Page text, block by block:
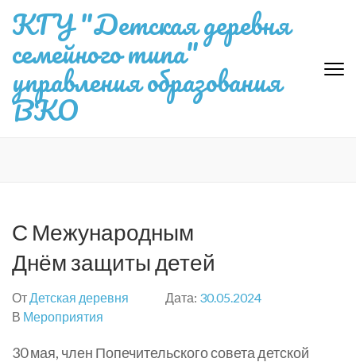
Перейти
содержимому
(нажмите
Enter)
КГУ "Детская деревня
семейного типа"
управления образования
ВКО
С Межународным
Днём защиты детей
ОтДетская деревня Дата: 30.05.2024
В Мероприятия
30 мая, член Попечительского совета детской